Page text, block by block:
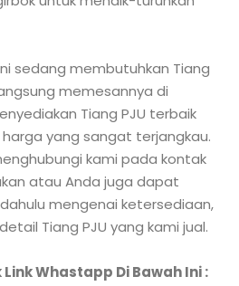
sedang membutuhkan Tiang
memesannya di
Tiang PJU terbaik
yang sangat terjangkau.
kami pada kontak
atau Anda juga dapat
mengenai ketersediaan,
Tiang PJU yang kami jual.
Whastapp Di Bawah Ini :